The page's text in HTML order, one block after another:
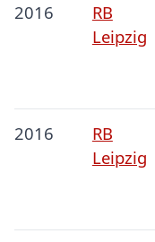
2016
RB
Leipzig
2016
RB
Leipzig